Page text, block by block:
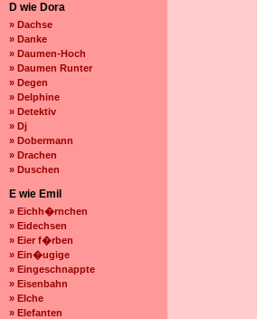
D wie Dora
» Dachse
» Danke
» Daumen-Hoch
» Daumen Runter
» Degen
» Delphine
» Detektiv
» Dj
» Dobermann
» Drachen
» Duschen
E wie Emil
» Eichh�rnchen
» Eidechsen
» Eier f�rben
» Ein�ugige
» Eingeschnappte
» Eisenbahn
» Elche
» Elefanten